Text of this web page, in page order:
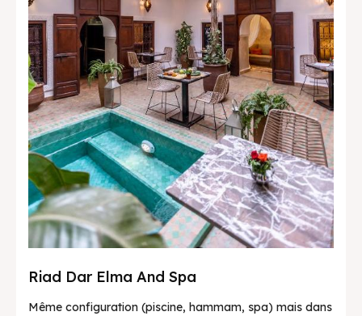
Riad Dar Elma And Spa
Même configuration (piscine, hammam, spa) mais dans